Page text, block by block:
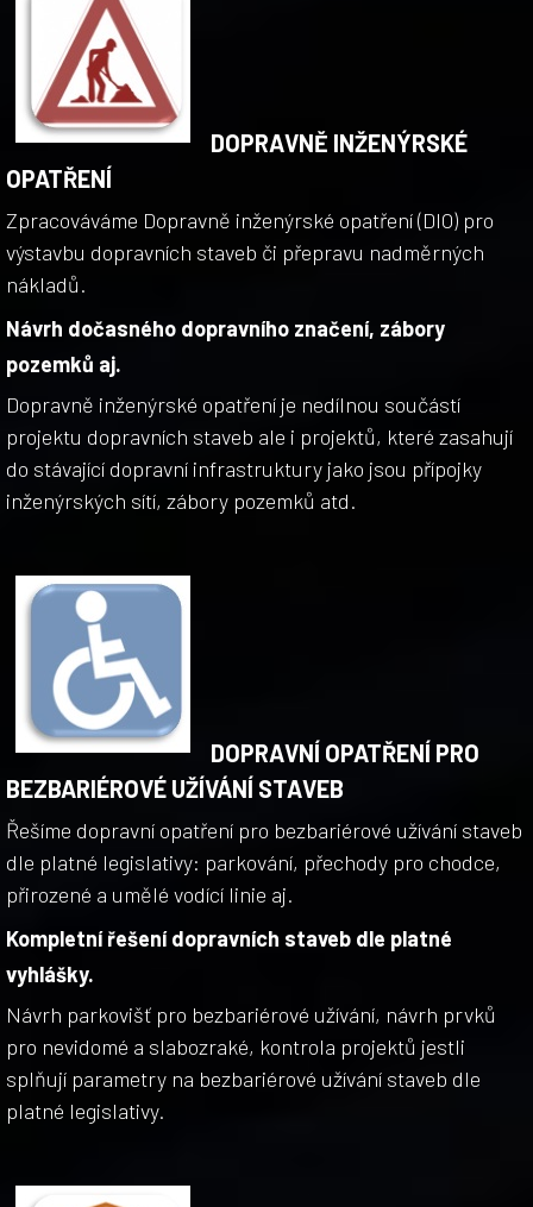
DOPRAVNĚ INŽENÝRSKÉ
OPATŘENÍ
Zpracováváme Dopravně inženýrské opatření (DIO) pro
výstavbu dopravních staveb či přepravu nadměrných
nákladů.
Návrh dočasného dopravního značení, zábory
pozemků aj.
Dopravně inženýrské opatření je nedílnou součástí
projektu dopravních staveb ale i projektů, které zasahují
do stávající dopravní infrastruktury jako jsou přípojky
inženýrských sítí, zábory pozemků atd.
DOPRAVNÍ OPATŘENÍ PRO
BEZBARIÉROVÉ UŽÍVÁNÍ STAVEB
Řešíme dopravní opatření pro bezbariérové užívání staveb
dle platné legislativy: parkování, přechody pro chodce,
přirozené a umělé vodící linie aj.
Kompletní řešení dopravních staveb dle platné
vyhlášky.
Návrh parkovišť pro bezbariérové užívání, návrh prvků
pro nevidomé a slabozraké, kontrola projektů jestli
splňují parametry na bezbariérové užívání staveb dle
platné legislativy.